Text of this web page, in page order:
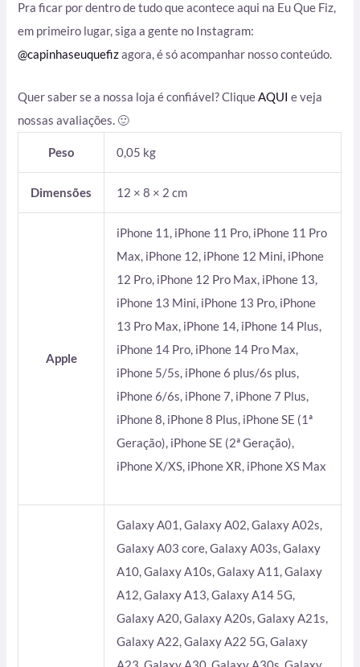
Pra ficar por dentro de tudo que acontece aqui na Eu Que Fiz,
em primeiro lugar, siga a gente no Instagram:
@capinhaseuquefizagora, é só acompanhar nosso conteúdo.
Quer saber se a nossa loja é confiável? CliqueAQUI e veja
nossas avaliações. 🙂
Peso 0,05 kg
Dimensões 12 × 8 × 2 cm
Apple
iPhone 11, iPhone 11 Pro, iPhone 11 Pro
Max, iPhone 12, iPhone 12 Mini, iPhone
12 Pro, iPhone 12 Pro Max, iPhone 13,
iPhone 13 Mini, iPhone 13 Pro, iPhone
13 Pro Max, iPhone 14, iPhone 14 Plus,
iPhone 14 Pro, iPhone 14 Pro Max,
iPhone 5/5s, iPhone 6 plus/6s plus,
iPhone 6/6s, iPhone 7, iPhone 7 Plus,
iPhone 8, iPhone 8 Plus, iPhone SE (1ª
Geração), iPhone SE (2ª Geração),
iPhone X/XS, iPhone XR, iPhone XS Max
Galaxy A01, Galaxy A02, Galaxy A02s,
Galaxy A03 core, Galaxy A03s, Galaxy
A10, Galaxy A10s, Galaxy A11, Galaxy
A12, Galaxy A13, Galaxy A14 5G,
Galaxy A20, Galaxy A20s, Galaxy A21s,
Galaxy A22, Galaxy A22 5G, Galaxy